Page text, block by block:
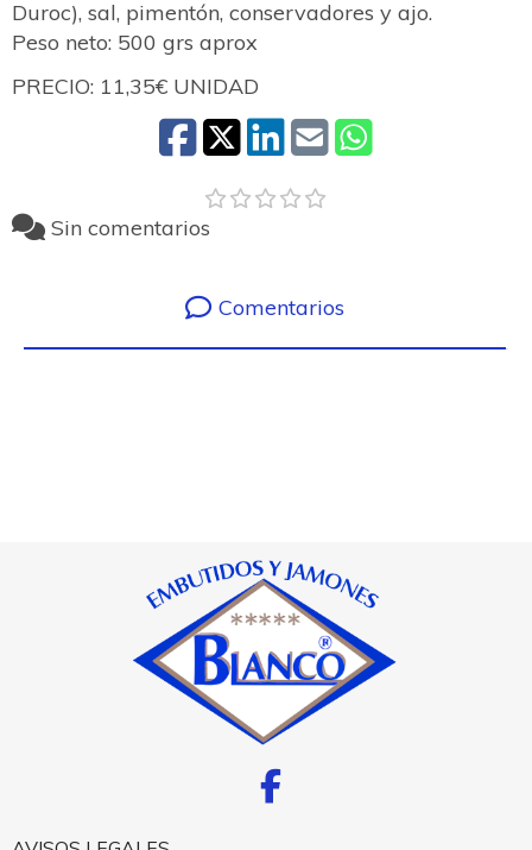
Duroc), sal, pimentón, conservadores y ajo.
Peso neto: 500 grs aprox
PRECIO: 11,35€ UNIDAD
Sin comentarios
Comentarios